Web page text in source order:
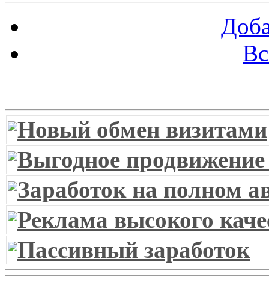
Новый обмен визитами
Выгодное продвижение
Заработок на полном
Реклама высокого
Пассивный заработок